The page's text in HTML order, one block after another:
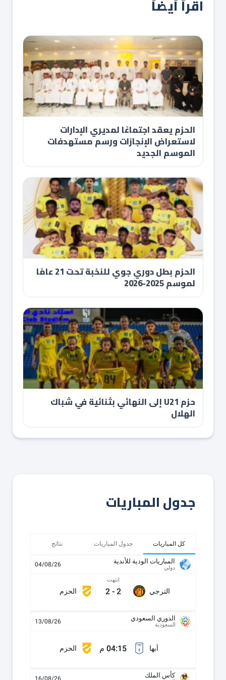
اقرأ أيضاً
الحزم يعقد اجتماعًا لمديري الإدارات
لاستعراض الإنجازات ورسم مستهدفات
الموسم الجديد
الحزم بطل دوري جوي للنخبة تحت 21 عامًا
لموسم 2025-2026
حزم U21 إلى النهائي بثنائية في شباك
الهلال
جدول المباريات
كل المباريات جدول المباريات نتائج
المباريات الودية للأندية
دولي 04/08/26
الترجي
انتهت
2
-
2 الحزم
الدوري السعودي
السعودية 13/08/26
أبها 04:15 م الحزم
كأس الملك